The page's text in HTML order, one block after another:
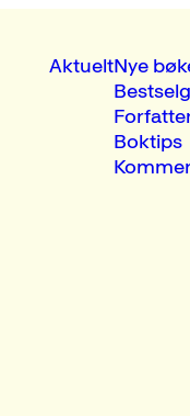
AktueltNye
Boktips